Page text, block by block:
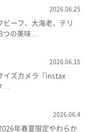
2026.06.25
ーフ、大海老、テリ
つの美味…
2026.06.15
イズカメラ『instax
…
2026.06.4
年春夏限定やわらか